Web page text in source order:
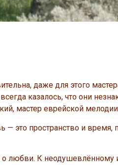
даже для этого
казалось, что они
мастер еврейской
это пространство и
о любви. К